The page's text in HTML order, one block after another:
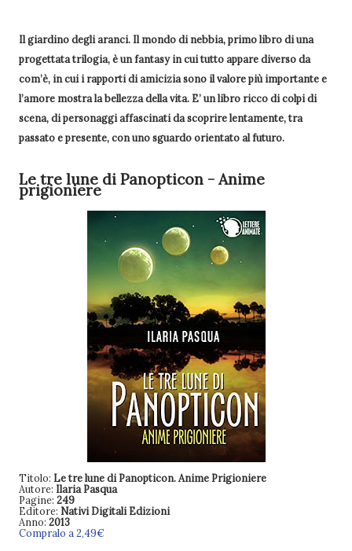
Il giardino degli aranci. Il mondo di nebbia, primo libro di una
progettata trilogia, è un fantasy in cui tutto appare diverso da
com’è, in cui i rapporti di amicizia sono il valore più importante e
l’amore mostra la bellezza della vita. E’ un libro ricco di colpi di
scena, di personaggi affascinati da scoprire lentamente, tra
passato e presente, con uno sguardo orientato al futuro.
Le tre lune di Panopticon - Anime
prigioniere
Titolo: Le tre lune di Panopticon. Anime Prigioniere
Autore: Ilaria Pasqua
Pagine: 249
Editore: Nativi Digitali Edizioni
Anno: 2013
Compralo a 2,49€